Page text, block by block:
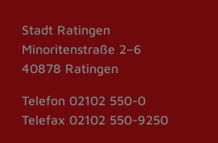
Stadt Ratingen
Minoritenstraße 2–6
40878 Ratingen
Telefon 02102 550-0
Telefax 02102 550-9250